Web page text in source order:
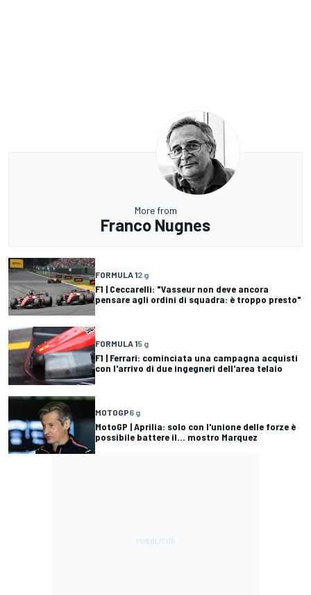
More from
Franco Nugnes
FORMULA 12 g
F1 | Ceccarelli: "Vasseur non deve ancora
pensare agli ordini di squadra: è troppo presto"
FORMULA 15 g
F1 | Ferrari: cominciata una campagna acquisti
con l'arrivo di due ingegneri dell'area telaio
MOTOGP6 g
MotoGP | Aprilia: solo con l'unione delle forze è
possibile battere il... mostro Marquez